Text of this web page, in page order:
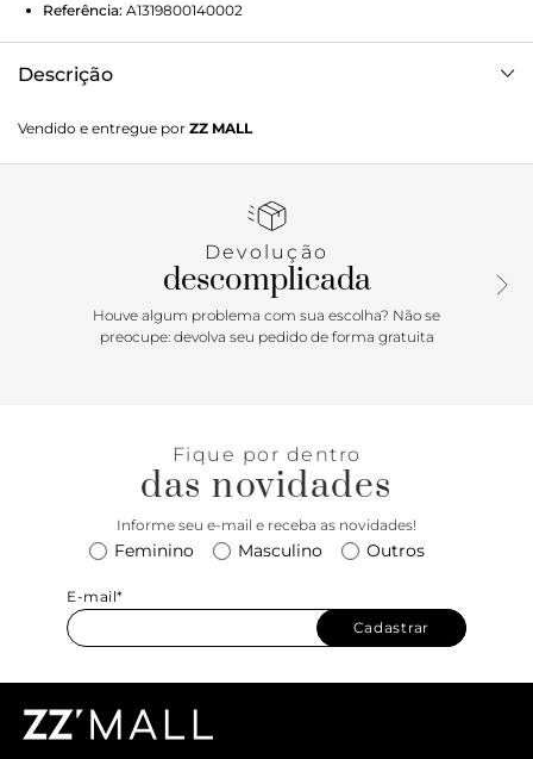
Referência: A1319800140002
Descrição
arredondado na ponta. Traz tiras finas dividindo os dedos e
detalhe metálico. Com palmilha da cor do sapato e
Vendido e entregue por ZZ MALL
Devolução
descomplicada
Houve algum problema com sua escolha? Não se
preocupe: devolva seu pedido de forma gratuita
Fique por dentro
das novidades
Informe seu e-mail e receba as novidades!
Feminino Masculino Outros
E-mail*
Cadastrar